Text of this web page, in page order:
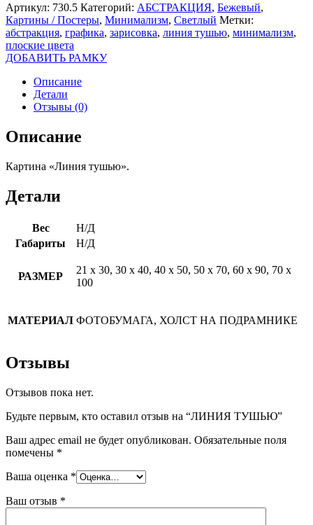
Артикул: 730.5 Категорий: АБСТРАКЦИЯ, Бежевый,
Картины / Постеры, Минимализм, Светлый Метки:
абстракция, графика, зарисовка, линия тушью, минимализм,
плоские цвета
ДОБАВИТЬ РАМКУ
Описание
Детали
Отзывы (0)
Описание
Картина «Линия тушью».
Детали
Вес
Н/Д
Габариты
Н/Д
РАЗМЕР
21 х 30, 30 х 40, 40 х 50, 50 х 70, 60 х 90, 70 х
100
МАТЕРИАЛ ФОТОБУМАГА, ХОЛСТ НА ПОДРАМНИКЕ
Отзывы
Отзывов пока нет.
Будьте первым, кто оставил отзыв на “ЛИНИЯ ТУШЬЮ”
Ваш адрес email не будет опубликован. Обязательные поля
помечены *
Ваша оценка *
Ваш отзыв *